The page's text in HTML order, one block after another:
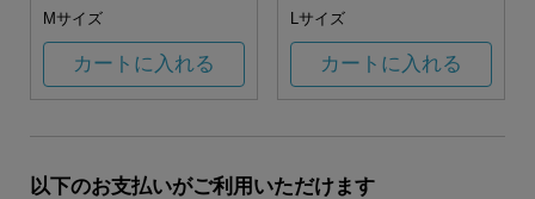
Mサイズ
カートに入れる
Lサイズ
カートに入れる
以下のお支払いがご利用いただけます